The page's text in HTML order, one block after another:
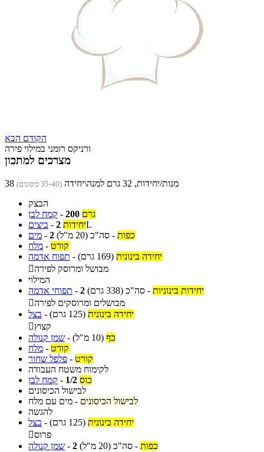
הקודם הבא
ורניקס רומני במילוי פירה
מצרכים למתכון
38 מנות/יחידות, 32 גרם למנה\יחידה (35-40 כיסונים)
הבצק
קמח לבן - 200 גרם
ביצים - 2 יחידותL
מים - 2 כפות - סה"כ (20 מ"ל)
מלח - קורט
תפוח אדמה - יחידה בינונית (169 גרם)
מבושל ומרוסק לפירה
המילוי
תפוחי אדמה - 2 יחידות בינוניות - סה"כ (338 גרם)
מבושלים ומרוסקים לפירה
בצל - יחידה בינונית (125 גרם)
קצוץ
שמן קנולה - כף (10 מ"ל)
מלח - קורט
פלפל שחור - קורט
לקימוח משטח העבודה
קמח לבן - 1/2 כוס
לבישול הכיסונים
מים עם מלח - לבישול הכיסונים
להגשה
בצל - יחידה בינונית (125 גרם)
פרוס
שמן קנולה - 2 כפות - סה"כ (20 מ"ל)